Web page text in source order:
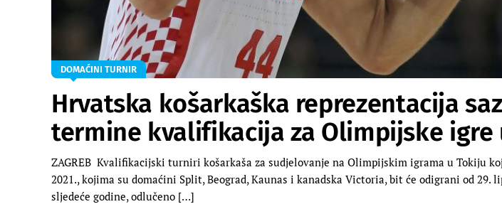
DOMAĆINI TURNIR
Hrvatska košarkaška reprezentacija
termine kvalifikacija za Olimpijske igre
ZAGREB Kvalifikacijski turniri košarkaša za sudjelovanje na Olimpijskim igrama u Tokiju
2021., kojima su domaćini Split, Beograd, Kaunas i kanadska Victoria, bit će odigrani od 29.
sljedeće godine, odlučeno […]